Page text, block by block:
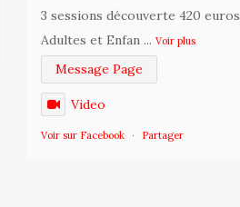
3 sessions découverte 420 euros
Adultes et Enfan ...Voir plus
Message Page
Video
Voir sur Facebook · Partager